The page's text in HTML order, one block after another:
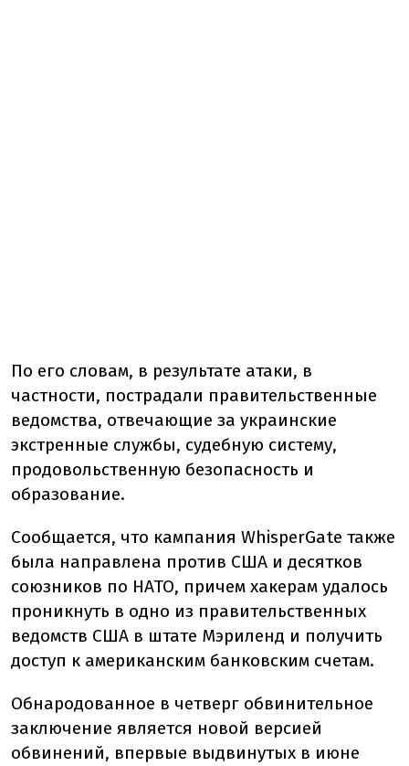
По его словам, в результате атаки, в
частности, пострадали правительственные
ведомства, отвечающие за украинские
экстренные службы, судебную систему,
продовольственную безопасность и
образование.
Сообщается, что кампания WhisperGate также
была направлена против США и десятков
союзников по НАТО, причем хакерам удалось
проникнуть в одно из правительственных
ведомств США в штате Мэриленд и получить
доступ к американским банковским счетам.
Обнародованное в четверг обвинительное
заключение является новой версией
обвинений, впервые выдвинутых в июне